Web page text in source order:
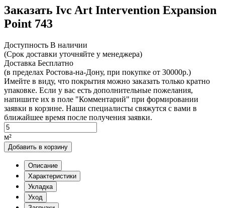
Заказать Ivc Art Intervention Expansion
Point 743
Доcтупность В наличии
(Срок доставки уточняйте у менеджера)
Доставка Бесплатно
(в пределах Ростова-на-Дону, при покупке от 30000р.)
Имейте в виду, что покрытия можно заказать только кратно
упаковке. Если у вас есть дополнительные пожелания,
напишите их в поле "Комментарий" при формировании
заявки в корзине. Наши специалисты свяжутся с вами в
ближайшее время после получения заявки.
м²
Добавить в корзину
Описание
Характеристики
Укладка
Уход